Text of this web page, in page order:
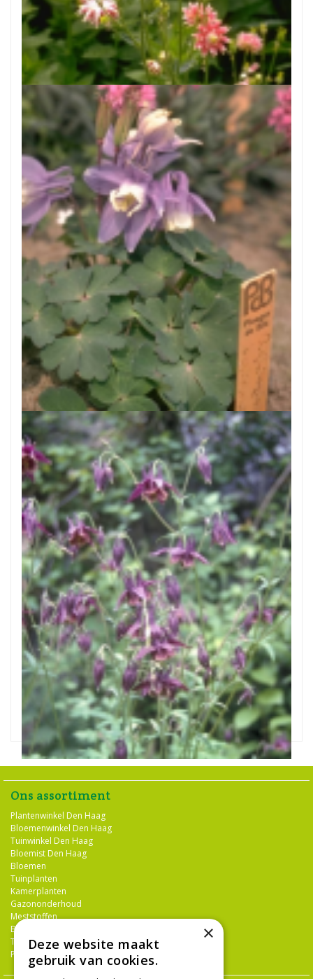
Akelei
Aquilegia 'Nora Barlow'
Akelei
Aquilegia flabellata 'Ministar'
Akelei
Aquilegia viridiflora 'Chocolate Soldier'
Ons assortiment
Plantenwinkel Den Haag
Bloemenwinkel Den Haag
Tuinwinkel Den Haag
Bloemist Den Haag
Bloemen
Tuinplanten
Kamerplanten
Gazononderhoud
Meststoffen
Bestrijdingsmiddelen
Tuingereedschap
Potterie
×
Deze website maakt
gebruik van cookies.